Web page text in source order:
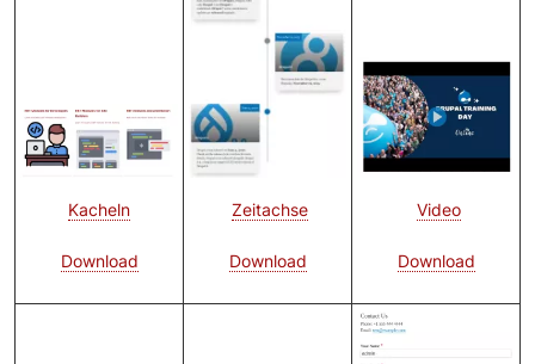
Bild
Kacheln
Download
Zeitachse
Download
Video
Download
Bild